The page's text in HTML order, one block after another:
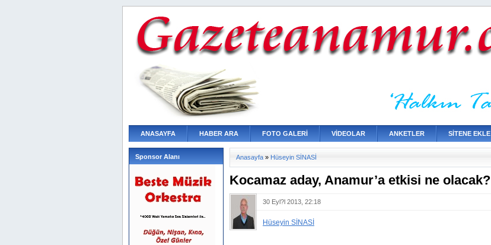
ANASAYFA HABER ARA FOTO GALERİ VİDEOLAR ANKETLER SİTENE EKLE
Sponsor Alanı Anasayfa » Hüseyin SİNASİ
Kocamaz aday, Anamur’a etkisi ne olacak?
30 Eyl?l 2013, 22:18
Hüseyin SİNASİ